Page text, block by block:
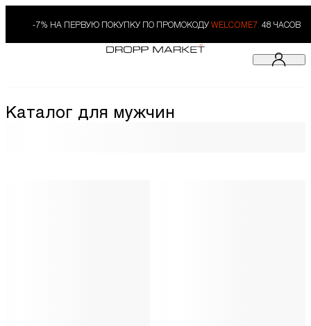
-7% НА ПЕРВУЮ ПОКУПКУ ПО ПРОМОКОДУ WELCOME7. 48 ЧАСОВ
Каталог для мужчин